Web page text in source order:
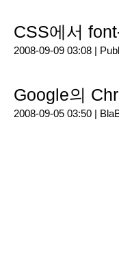
CSS에서
2008-09-09 03:08 |
Google의
2008-09-05 03:50 |